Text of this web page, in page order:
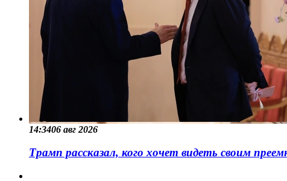
14:3406 авг 2026
Трамп рассказал, кого хочет видеть своим